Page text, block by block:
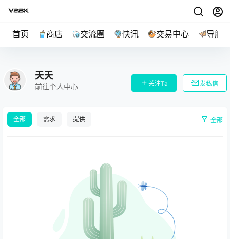
首页 商店 交流圈 快讯 交易中心 导航
天天
前往个人中心 关注Ta 发私信
全部 需求 提供 全部